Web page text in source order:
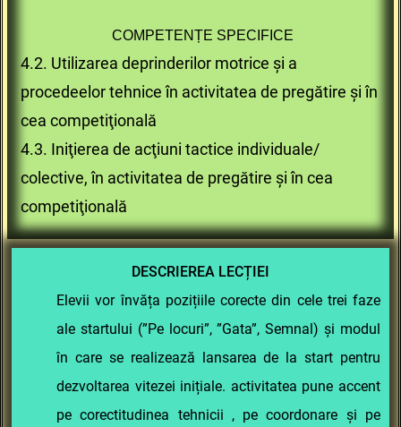
COMPETENȚE SPECIFICE
4.2. Utilizarea deprinderilor motrice şi a
procedeelor tehnice în activitatea de pregătire şi în
cea competiţională
4.3. Iniţierea de acţiuni tactice individuale/
colective, în activitatea de pregătire şi în cea
competiţională
DESCRIEREA LECȚIEI
Elevii vor învăța pozițiile corecte din cele trei faze
ale startului (”Pe locuri”, ”Gata”, Semnal) și modul
în care se realizează lansarea de la start pentru
dezvoltarea vitezei inițiale. activitatea pune accent
pe corectitudinea tehnicii , pe coordonare și pe